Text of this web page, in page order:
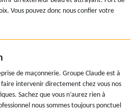
Vous pouvez donc nous confier votre
de maçonnerie. Groupe Claude est à
intervenir directement chez vous nos
Sachez que vous n’aurez rien à
nous sommes toujours ponctuel